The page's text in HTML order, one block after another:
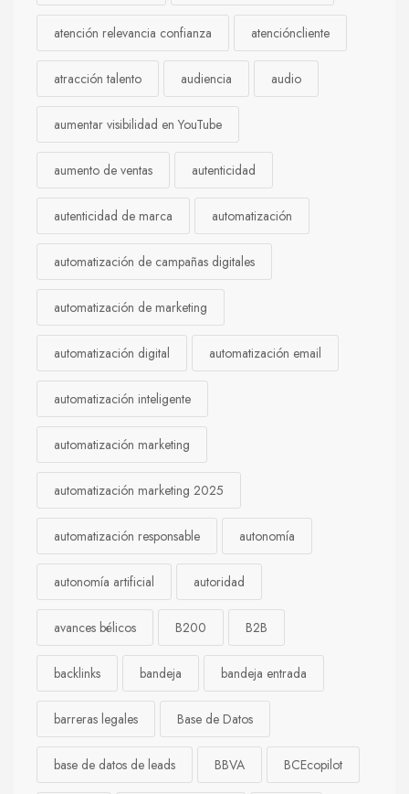
atención relevancia confianza atencióncliente
atracción talento audiencia audio
aumentar visibilidad en YouTube
aumento de ventas autenticidad
autenticidad de marca automatización
automatización de campañas digitales
automatización de marketing
automatización digital automatización email
automatización inteligente
automatización marketing
automatización marketing 2025
automatización responsable autonomía
autonomía artificial autoridad
avances bélicos B200 B2B
backlinks bandeja bandeja entrada
barreras legales Base de Datos
base de datos de leads BBVA BCEcopilot